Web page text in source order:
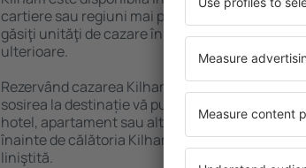
cartiere sau regiuni mai puțin populare. Acest
găsiţi unităţi de cazare în funcție de nevoi și
ulterioare.
Rezervând cazarea Kilham mai devreme, aveți
sosirea la destinație vă puteţi relaxa, fără a fi
hotel, apartament sau altă unitate de cazare.
înainte de călătoria Kilham și vă veţi bucura de
liniştită.